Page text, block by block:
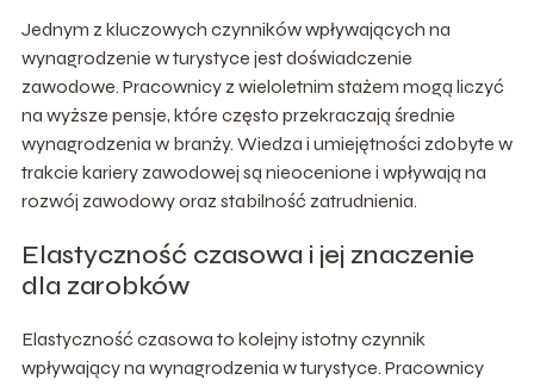
Jednym z kluczowych czynników wpływających na
wynagrodzenie w turystyce jest doświadczenie
zawodowe. Pracownicy z wieloletnim stażem mogą liczyć
na wyższe pensje, które często przekraczają średnie
wynagrodzenia w branży. Wiedza i umiejętności zdobyte w
trakcie kariery zawodowej są nieocenione i wpływają na
rozwój zawodowy oraz stabilność zatrudnienia.
Elastyczność czasowa i jej znaczenie
dla zarobków
Elastyczność czasowa to kolejny istotny czynnik
wpływający na wynagrodzenia w turystyce. Pracownicy